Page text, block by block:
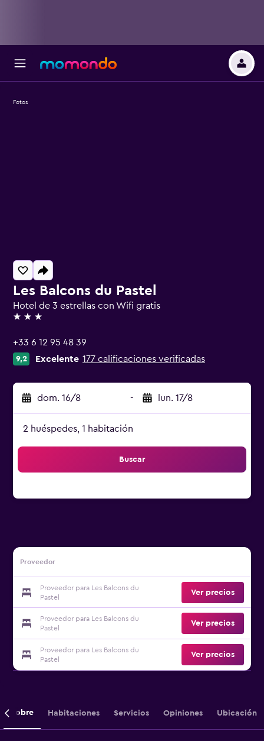
Les Balcons du Pastel
Hotel de 3 estrellas con Wifi gratis
3 estrellas
+33 6 12 95 48 39
9,2 Excelente 177 calificaciones verificadas
dom. 16/8 - lun. 17/8
2 huéspedes, 1 habitación
Buscar
Proveedor
Proveedor para Les Balcons du
Pastel
Ver precios
Proveedor para Les Balcons du
Pastel
Ver precios
Proveedor para Les Balcons du
Pastel
Ver precios
Fotos
Sobre Habitaciones Servicios Opiniones Ubicación